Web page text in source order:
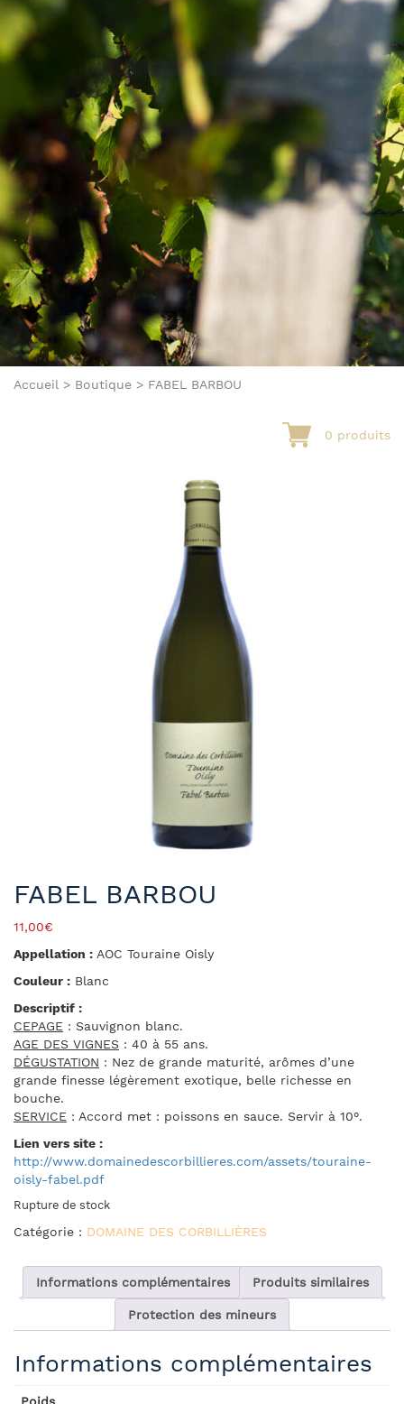
Accueil > Boutique > FABEL BARBOU
0 produits
FABEL BARBOU
11,00€
Appellation : AOC Touraine Oisly
Couleur : Blanc
Descriptif :
CEPAGE : Sauvignon blanc.
AGE DES VIGNES : 40 à 55 ans.
DÉGUSTATION : Nez de grande maturité, arômes d’une
grande finesse légèrement exotique, belle richesse en
bouche.
SERVICE : Accord met : poissons en sauce. Servir à 10°.
Lien vers site :
http://www.domainedescorbillieres.com/assets/touraine-
oisly-fabel.pdf
Rupture de stock
Catégorie : DOMAINE DES CORBILLIÈRES
Informations complémentaires Produits similaires
Protection des mineurs
Informations complémentaires